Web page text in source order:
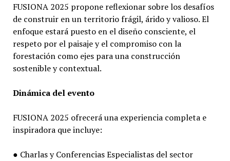
FUSIONA 2025 propone reflexionar sobre los desafíos
de construir en un territorio frágil, árido y valioso. El
enfoque estará puesto en el diseño consciente, el
respeto por el paisaje y el compromiso con la
forestación como ejes para una construcción
sostenible y contextual.
Dinámica del evento
FUSIONA 2025 ofrecerá una experiencia completa e
inspiradora que incluye:
● Charlas y Conferencias Especialistas del sector